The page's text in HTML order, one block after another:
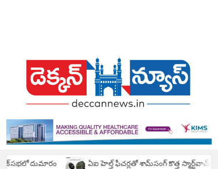
ఏఐ హెల్త్ ఫీచర్లతో శామ్‌సంగ్ కొత్త స్మార్ట్‌వాచ్‌లు త‌గిన